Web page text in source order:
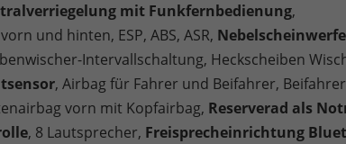
mit Funkfernbedienung,
und hinten, ESP, ABS, ASR,
Intervallschaltung, Heckscheiben
, Airbag für Fahrer und Beifahrer,
vorn mit Kopfairbag, Reserverad als
, 8 Lautsprecher, Freisprecheinrichtung